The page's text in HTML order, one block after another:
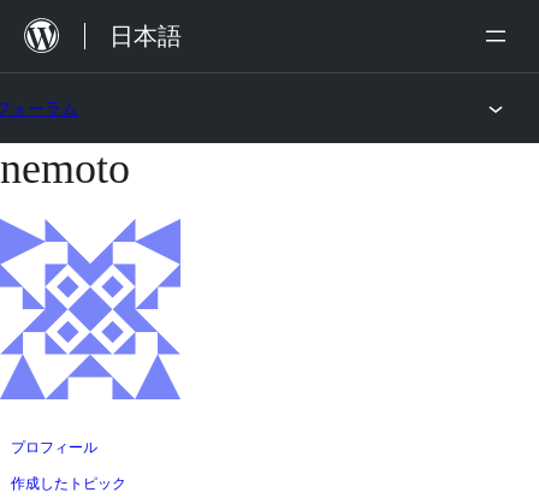
キ
プ
日本語
ォーラム
コ
テ
ン
へ
ス
ッ
プ
nemoto
プロフィール
作成したトピック